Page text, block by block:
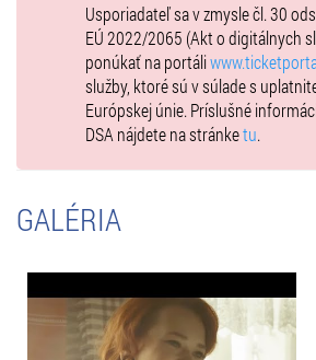
Usporiadateľ sa v zmysle čl. 30
EÚ 2022/2065 (Akt o digitálnych
ponúkať na portáli
služby, ktoré sú v súlade s
Európskej únie. Príslušné
DSA nájdete na stránketu.
GALÉRIA